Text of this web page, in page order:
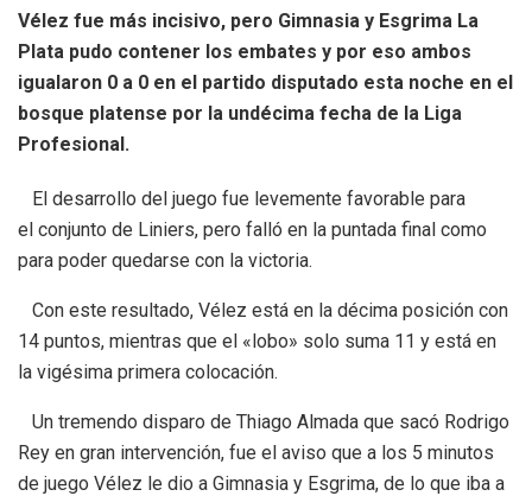
Vélez fue más incisivo, pero Gimnasia y Esgrima La
Plata pudo contener los embates y por eso ambos
igualaron 0 a 0 en el partido disputado esta noche en el
bosque platense por la undécima fecha de la Liga
Profesional.
El desarrollo del juego fue levemente favorable para
el conjunto de Liniers, pero falló en la puntada final como
para poder quedarse con la victoria.
Con este resultado, Vélez está en la décima posición con
14 puntos, mientras que el «lobo» solo suma 11 y está en
la vigésima primera colocación.
Un tremendo disparo de Thiago Almada que sacó Rodrigo
Rey en gran intervención, fue el aviso que a los 5 minutos
de juego Vélez le dio a Gimnasia y Esgrima, de lo que iba a